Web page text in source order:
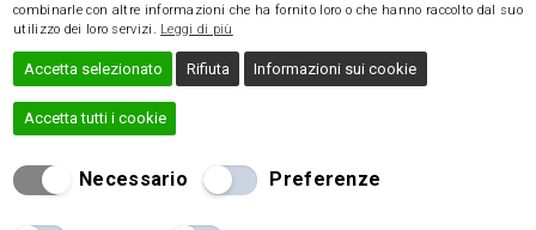
combinarle con altre informazioni che ha fornito loro o che hanno raccolto dal suo
utilizzo dei loro servizi. Leggi di più
Accetta selezionato Rifiuta Informazioni sui cookie
Accetta tutti i cookie
Necessario Preferenze